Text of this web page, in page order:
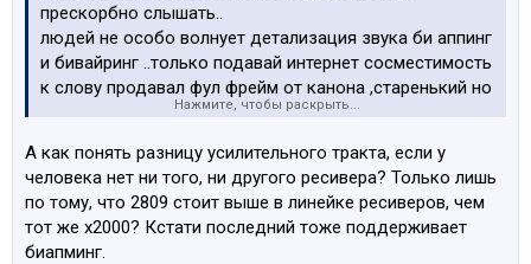
прескорбно слышать..
людей не особо волнует детализация звука би аппинг
и бивайринг ..только подавай интернет сосместимость
к слову продавал фул фрейм от канона ,старенький но
в хорошем состоянии , много вопросов получал о
Нажмите, чтобы раскрыть...
А как понять разницу усилительного тракта, если у
человека нет ни того, ни другого ресивера? Только лишь
по тому, что 2809 стоит выше в линейке ресиверов, чем
тот же х2000? Кстати последний тоже поддерживает
биапминг.